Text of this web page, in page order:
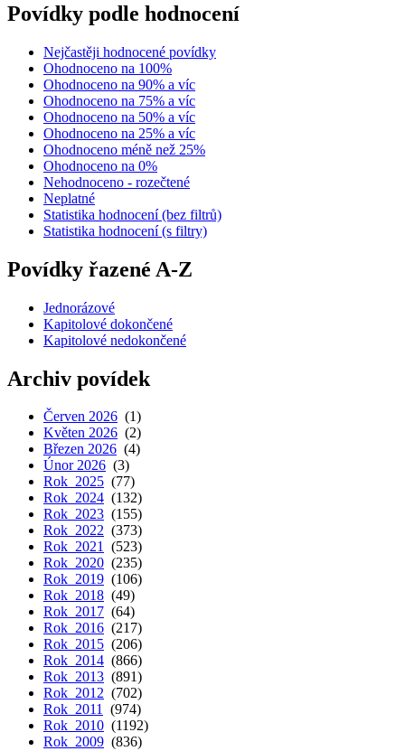
Povídky podle hodnocení
Nejčastěji hodnocené povídky
Ohodnoceno na 100%
Ohodnoceno na 90% a víc
Ohodnoceno na 75% a víc
Ohodnoceno na 50% a víc
Ohodnoceno na 25% a víc
Ohodnoceno méně než 25%
Ohodnoceno na 0%
Nehodnoceno - rozečtené
Neplatné
Statistika hodnocení (bez filtrů)
Statistika hodnocení (s filtry)
Povídky řazené A-Z
Jednorázové
Kapitolové dokončené
Kapitolové nedokončené
Archiv povídek
Červen 2026 (1)
Květen 2026 (2)
Březen 2026 (4)
Únor 2026 (3)
Rok 2025 (77)
Rok 2024 (132)
Rok 2023 (155)
Rok 2022 (373)
Rok 2021 (523)
Rok 2020 (235)
Rok 2019 (106)
Rok 2018 (49)
Rok 2017 (64)
Rok 2016 (217)
Rok 2015 (206)
Rok 2014 (866)
Rok 2013 (891)
Rok 2012 (702)
Rok 2011 (974)
Rok 2010 (1192)
Rok 2009 (836)